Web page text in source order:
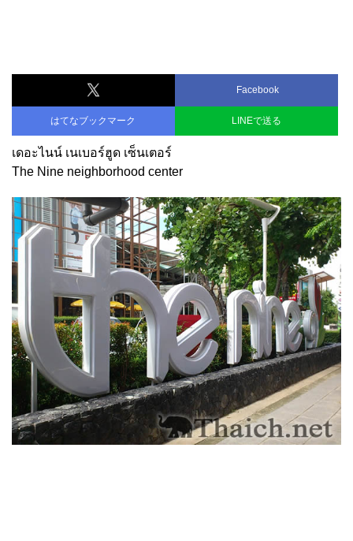
Facebook
はてなブックマーク LINEで送る
เดอะไนน์ เนเบอร์ฮูด เซ็นเตอร์
The Nine neighborhood center